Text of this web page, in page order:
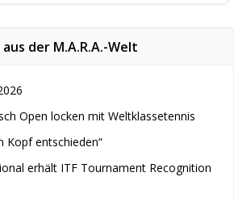
der M.A.R.A.-Welt
Open locken mit Weltklassetennis
Kopf entschieden“
erhält ITF Tournament Recognition